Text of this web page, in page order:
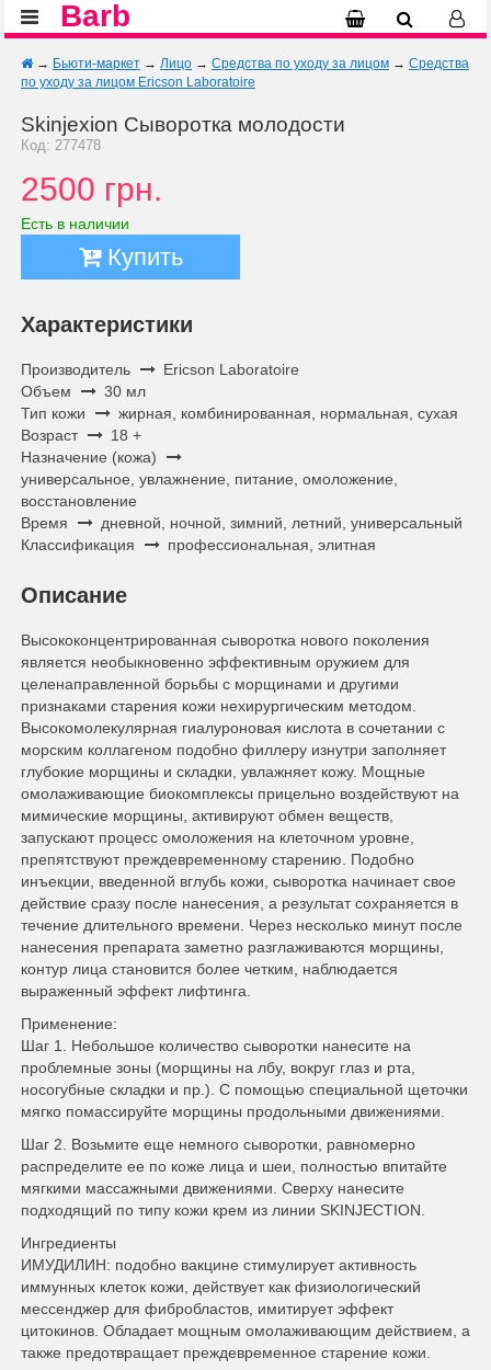
Barb
→ Бьюти-маркет → Лицо → Средства по уходу за лицом → Средства
по уходу за лицом Ericson Laboratoire
Skinjexion Сыворотка молодости
Код: 277478
2500 грн.
Есть в наличии
Купить
Характеристики
Производитель
Ericson Laboratoire
Объем
30 мл
Тип кожи
жирная, комбинированная, нормальная, сухая
Возраст
18 +
Назначение (кожа)
универсальное, увлажнение, питание, омоложение,
восстановление
Время
дневной, ночной, зимний, летний, универсальный
Классификация
профессиональная, элитная
Описание
Высококонцентрированная сыворотка нового поколения
является необыкновенно эффективным оружием для
целенаправленной борьбы с морщинами и другими
признаками старения кожи нехирургическим методом.
Высокомолекулярная гиалуроновая кислота в сочетании с
морским коллагеном подобно филлеру изнутри заполняет
глубокие морщины и складки, увлажняет кожу. Мощные
омолаживающие биокомплексы прицельно воздействуют на
мимические морщины, активируют обмен веществ,
запускают процесс омоложения на клеточном уровне,
препятствуют преждевременному старению. Подобно
инъекции, введенной вглубь кожи, сыворотка начинает свое
действие сразу после нанесения, а результат сохраняется в
течение длительного времени. Через несколько минут после
нанесения препарата заметно разглаживаются морщины,
контур лица становится более четким, наблюдается
выраженный эффект лифтинга.
Применение:
Шаг 1. Небольшое количество сыворотки нанесите на
проблемные зоны (морщины на лбу, вокруг глаз и рта,
носогубные складки и пр.). С помощью специальной щеточки
мягко помассируйте морщины продольными движениями.
Шаг 2. Возьмите еще немного сыворотки, равномерно
распределите ее по коже лица и шеи, полностью впитайте
мягкими массажными движениями. Сверху нанесите
подходящий по типу кожи крем из линии SKINJECTION.
Ингредиенты
ИМУДИЛИН: подобно вакцине стимулирует активность
иммунных клеток кожи, действует как физиологический
мессенджер для фибробластов, имитирует эффект
цитокинов. Обладает мощным омолаживающим действием, а
также предотвращает преждевременное старение кожи.